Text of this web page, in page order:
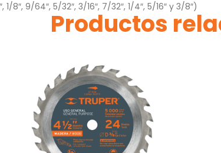
8″, 9/64″, 5/32″, 3/16″, 7/32″, 1/4″, 5/16″ y 3/8″)
Productos